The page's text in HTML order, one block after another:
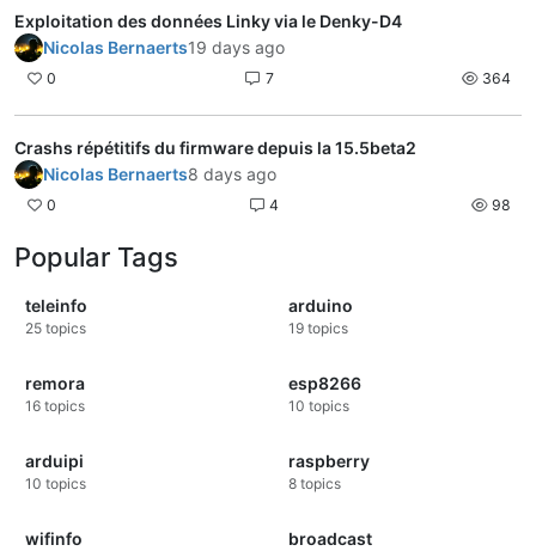
Exploitation des données Linky via le Denky-D4
Nicolas Bernaerts19 days ago
0 7 364
Crashs répétitifs du firmware depuis la 15.5beta2
Nicolas Bernaerts8 days ago
0 4 98
Popular Tags
teleinfo
25 topics
arduino
19 topics
remora
16 topics
esp8266
10 topics
arduipi
10 topics
raspberry
8 topics
wifinfo broadcast